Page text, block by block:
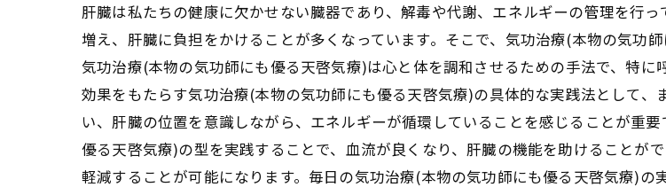
肝臓は私たちの健康に欠かせない臓器であり、解毒や代謝、エネルギーの管理を行
増え、肝臓に負担をかけることが多くなっています。そこで、気功治療(本物の気功
気功治療(本物の気功師にも優る天啓気療)は心と体を調和させるための手法で、特
効果をもたらす気功治療(本物の気功師にも優る天啓気療)の具体的な実践法として
い、肝臓の位置を意識しながら、エネルギーが循環していることを感じることが重
優る天啓気療)の型を実践することで、血流が良くなり、肝臓の機能を助けることが
軽減することが可能になります。毎日の気功治療(本物の気功師にも優る天啓気療)